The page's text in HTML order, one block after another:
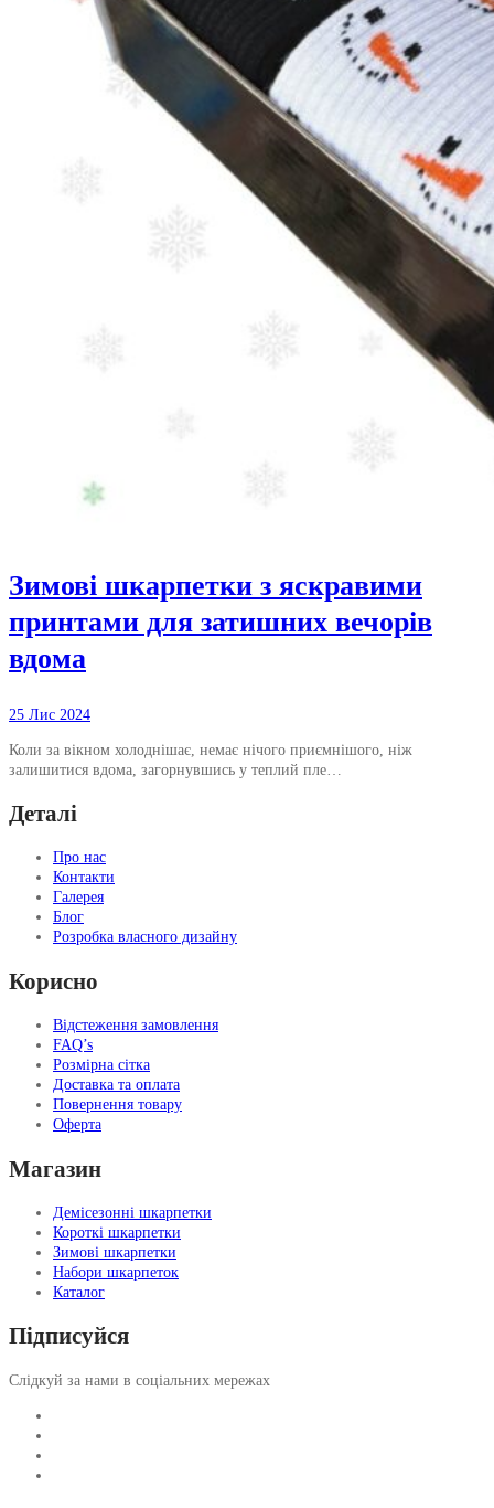
Зимові шкарпетки з яскравими
принтами для затишних вечорів
вдома
25 Лис 2024
Коли за вікном холоднішає, немає нічого приємнішого, ніж
залишитися вдома, загорнувшись у теплий пле…
Деталі
Про нас
Контакти
Галерея
Блог
Розробка власного дизайну
Корисно
Відстеження замовлення
FAQ’s
Розмірна сітка
Доставка та оплата
Повернення товару
Оферта
Магазин
Демісезонні шкарпетки
Короткі шкарпетки
Зимові шкарпетки
Набори шкарпеток
Каталог
Підписуйся
Слідкуй за нами в соціальних мережах